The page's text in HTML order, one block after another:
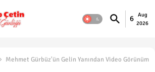
6
Aug
2026
Mehmet Gürbüz'ün Gelin Yanından Video Görünüm